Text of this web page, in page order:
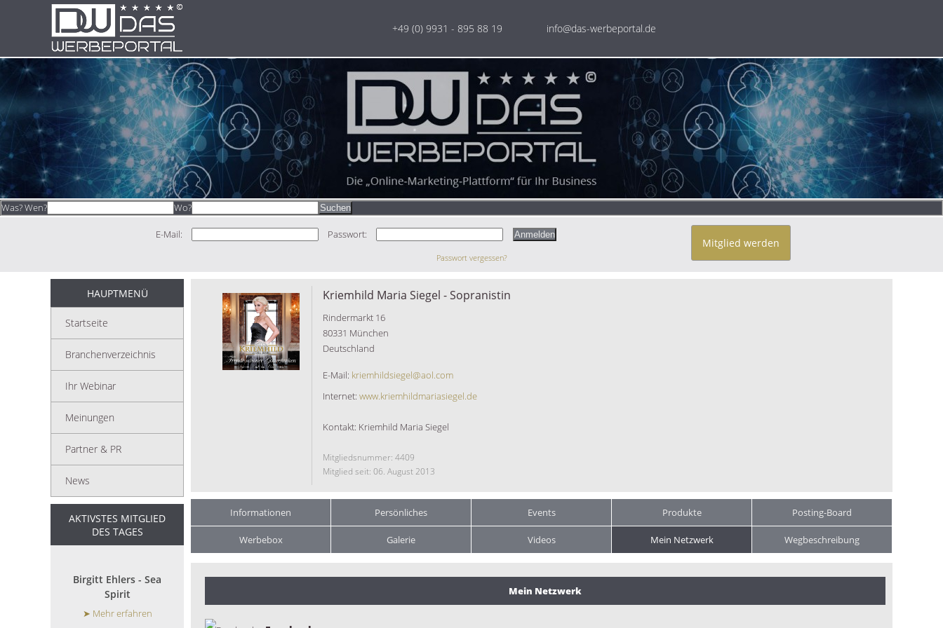
+49 (0) 9931 - 895 88 19 info@das-werbeportal.de
Was? Wen? Wo?
E-Mail: Passwort:
Passwort vergessen?
Mitglied werden
HAUPTMENÜ
Startseite
Branchenverzeichnis
Ihr Webinar
Meinungen
Partner & PR
News
AKTIVSTES MITGLIED
DES TAGES
Birgitt Ehlers - Sea
Spirit
➤ Mehr erfahren
Kriemhild Maria Siegel - Sopranistin
Rindermarkt 16
80331 München
Deutschland
E-Mail: kriemhildsiegel@aol.com
Internet: www.kriemhildmariasiegel.de
Kontakt: Kriemhild Maria Siegel
Mitgliedsnummer: 4409
Mitglied seit: 06. August 2013
Informationen Persönliches Events Produkte Posting-Board
Werbebox Galerie Videos Mein Netzwerk Wegbeschreibung
Mein Netzwerk